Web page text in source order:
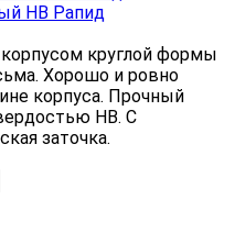
HB Рапид
круглой формы
Хорошо и ровно
корпуса. Прочный
HB. С
заточка.